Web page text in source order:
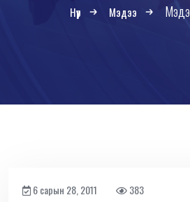
Нүүр Мэдээ
6 сарын 28, 2011 383